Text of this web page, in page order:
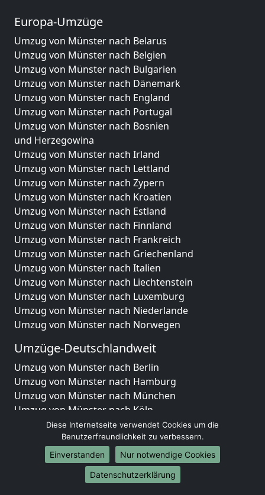
Europa-Umzüge
Umzug von Münster nach Belarus
Umzug von Münster nach Belgien
Umzug von Münster nach Bulgarien
Umzug von Münster nach Dänemark
Umzug von Münster nach England
Umzug von Münster nach Portugal
Umzug von Münster nach Bosnien
und Herzegowina
Umzug von Münster nach Irland
Umzug von Münster nach Lettland
Umzug von Münster nach Zypern
Umzug von Münster nach Kroatien
Umzug von Münster nach Estland
Umzug von Münster nach Finnland
Umzug von Münster nach Frankreich
Umzug von Münster nach Griechenland
Umzug von Münster nach Italien
Umzug von Münster nach Liechtenstein
Umzug von Münster nach Luxemburg
Umzug von Münster nach Niederlande
Umzug von Münster nach Norwegen
Umzüge-Deutschlandweit
Umzug von Münster nach Berlin
Umzug von Münster nach Hamburg
Umzug von Münster nach München
Umzug von Münster nach Köln
Umzug von Münster nach Frankfurt am Main
Umzug von Münster nach Stuttgart
Umzug von Münster nach Düsseldorf
Umzug von Münster nach Leipzig
Umzug von Münster nach Dortmund
Diese Internetseite verwendet Cookies um die
Benutzerfreundlichkeit zu verbessern.
Einverstanden
Nur notwendige Cookies
Datenschutzerklärung